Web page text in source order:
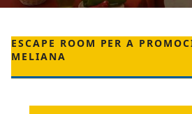
ESCAPE ROOM PER A
MELIANA